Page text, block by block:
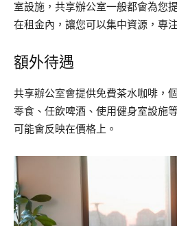
室設施，共享辦公室一般都會為您
在租金內，讓您可以集中資源，專
額外待遇
共享辦公室會提供免費茶水咖啡，
零食、任飲啤酒、使用健身室設施
可能會反映在價格上。